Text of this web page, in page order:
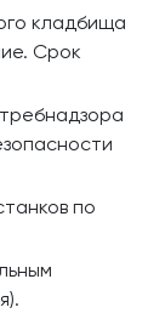
кладбища
Срок
по